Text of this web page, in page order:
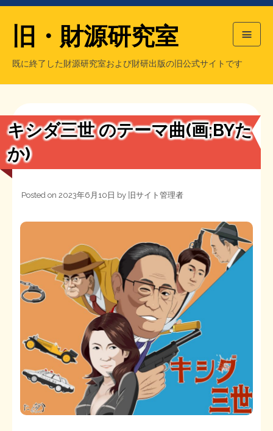
日本経済を解説するヤンキー／MIHANAマンガ／旧・財研出版
もっと知りたい方へ
MMTの学習資料
STOPインボイス作品集
たかの経世済民イラスト集
旧・財源研究室
既に終了した財源研究室および財研出版の旧公式サイトです
キシダ三世 のテーマ曲(画;BYた
か)
Posted on 2023年6月10日 by 旧サイト管理者